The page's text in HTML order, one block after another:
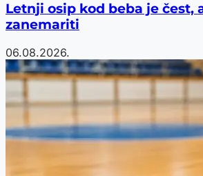
Letnji osip kod beba je čest,
zanemariti
06.08.2026.